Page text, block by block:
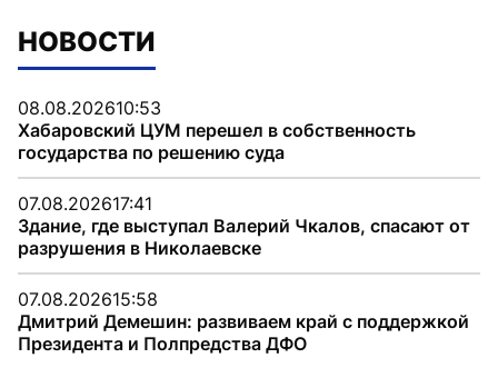
НОВОСТИ
08.08.202610:53
Хабаровский ЦУМ перешел в собственность
государства по решению суда
07.08.202617:41
Здание, где выступал Валерий Чкалов, спасают от
разрушения в Николаевске
07.08.202615:58
Дмитрий Демешин: развиваем край с поддержкой
Президента и Полпредства ДФО